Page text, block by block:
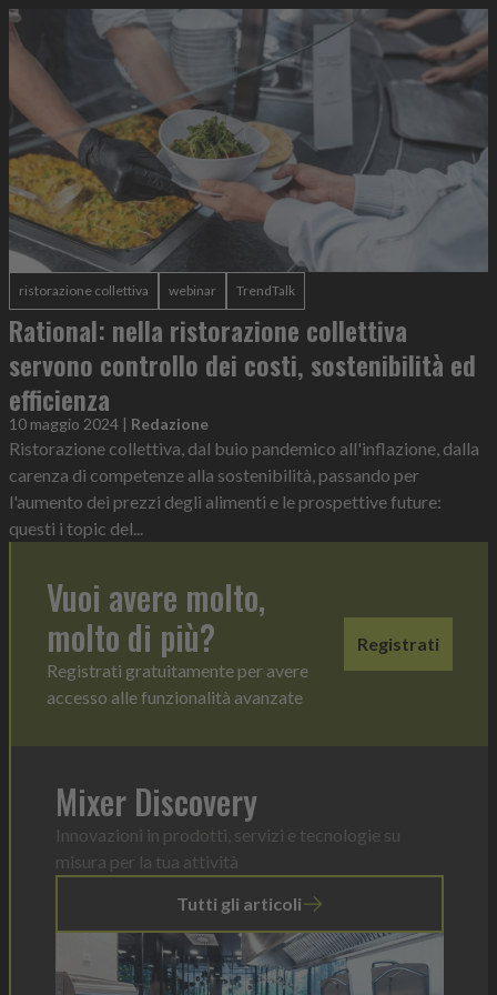
ristorazione collettiva webinar TrendTalk
Rational: nella ristorazione collettiva
servono controllo dei costi, sostenibilità ed
efficienza
10 maggio 2024 | Redazione
Ristorazione collettiva, dal buio pandemico all'inflazione, dalla
carenza di competenze alla sostenibilità, passando per
l'aumento dei prezzi degli alimenti e le prospettive future:
questi i topic del...
Vuoi avere molto,
molto di più?
Registrati gratuitamente per avere
accesso alle funzionalità avanzate
Registrati
Mixer Discovery
Innovazioni in prodotti, servizi e tecnologie su
misura per la tua attività
Tutti gli articoli